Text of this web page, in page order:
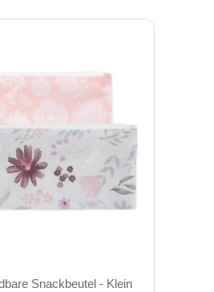
Snackbeutel - Klein